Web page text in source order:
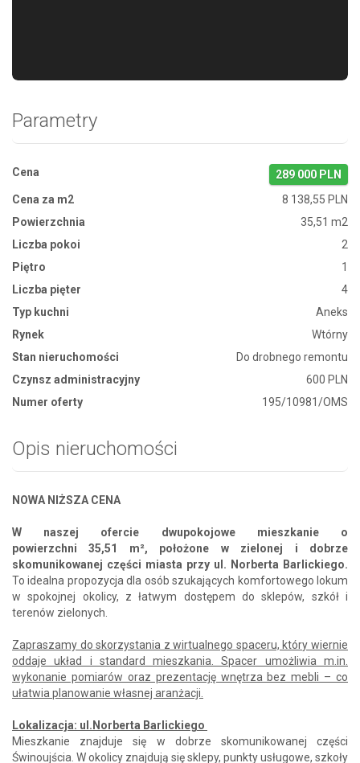
Parametry
Cena
289 000 PLN
Cena za m2
8 138,55 PLN
Powierzchnia
35,51 m2
Liczba pokoi
2
Piętro
1
Liczba pięter
4
Typ kuchni
Aneks
Rynek
Wtórny
Stan nieruchomości
Do drobnego remontu
Czynsz administracyjny
600 PLN
Numer oferty
195/10981/OMS
Opis nieruchomości
NOWA NIŻSZA CENA
W naszej ofercie dwupokojowe mieszkanie o
powierzchni 35,51 m², położone w zielonej i dobrze
skomunikowanej części miasta przy ul. Norberta Barlickiego.
To idealna propozycja dla osób szukających komfortowego lokum
w spokojnej okolicy, z łatwym dostępem do sklepów, szkół i
terenów zielonych.
Zapraszamy do skorzystania z wirtualnego spaceru, który wiernie
oddaje układ i standard mieszkania. Spacer umożliwia m.in.
wykonanie pomiarów oraz prezentację wnętrza bez mebli – co
ułatwia planowanie własnej aranżacji.
Lokalizacja: ul.Norberta Barlickiego
Mieszkanie znajduje się w dobrze skomunikowanej części
Świnoujścia. W okolicy znajdują się sklepy, punkty usługowe, szkoły